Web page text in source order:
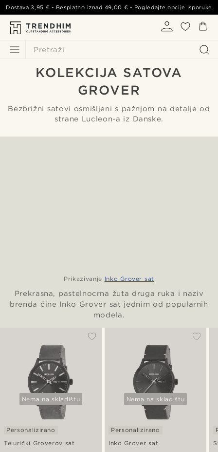
Pretraži
Dostava3,95 € - Besplatno iznad 49,00 € - Pogledajte opcije isporuke
KOLEKCIJA SATOVA
GROVER
Bezbrižni satovi osmišljeni s pažnjom na detalje od
strane Lucleon-a iz Danske.
Prikazivanje Inko Grover sat
Prekrasna, pastelnocrna žuta druga ruka i naziv
brenda čine Inko Grover sat jednim od popularnih
modela.
Nema na skladištu
Telurički Groverov sat
Personalizirano
Nema na skladištu
Inko Grover sat
Personalizirano